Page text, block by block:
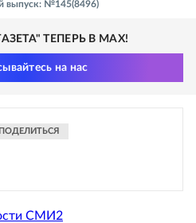
выпуск: №145(8496)
ТЕПЕРЬ В MAX!
на нас
ПОДЕЛИТЬСЯ
СМИ2